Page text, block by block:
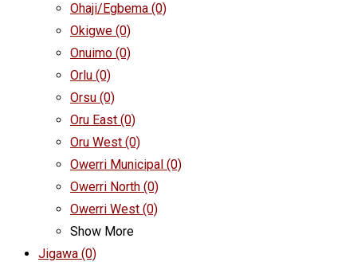
Ohaji/Egbema (0)
Okigwe (0)
Onuimo (0)
Orlu (0)
Orsu (0)
Oru East (0)
Oru West (0)
Owerri Municipal (0)
Owerri North (0)
Owerri West (0)
Show More
Jigawa (0)